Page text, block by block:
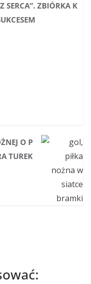
SERCA”. ZBIÓRKA K
O P
TUREK